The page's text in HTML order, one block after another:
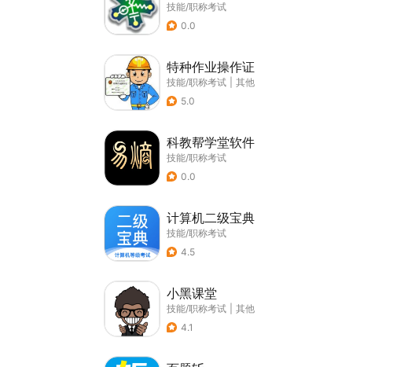
技能/职称考试
0.0
特种作业操作证
技能/职称考试
其他
5.0
科教帮学堂软件
技能/职称考试
0.0
计算机二级宝典
技能/职称考试
4.5
小黑课堂
技能/职称考试
其他
4.1